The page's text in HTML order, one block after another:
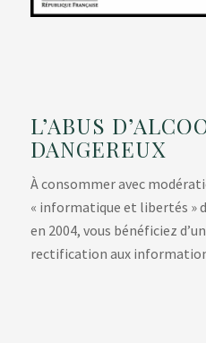
L’ABUS
DANGEREUX
À consommer avec
« informatique et libertés »
en 2004, vous bénéficiez
rectification aux